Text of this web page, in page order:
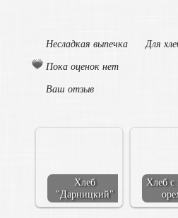
Несладкая выпечка Для
Пока оценок нет
Ваш отзыв
Хлеб
"Дарницкий"
Хлеб с